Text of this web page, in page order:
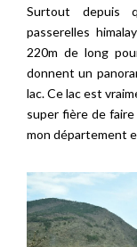
Surtout depuis
passerelles
220m de long
donnent un
lac. Ce lac est
super fière de
mon département